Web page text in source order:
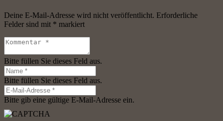
Deine E-Mail-Adresse wird nicht veröffentlicht. Erforderliche
Felder sind mit * markiert
Bitte füllen Sie dieses Feld aus.
Bitte füllen Sie dieses Feld aus.
Bitte gib eine gültige E-Mail-Adresse ein.